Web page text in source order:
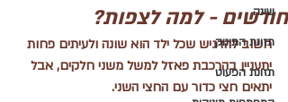
שינה
תזונת התינוק
תזונת הפעוט
חודשים - למה לצפות?
חשוב להדגיש שכל ילד הוא שונה ולעיתים פחות
יתעניין בהרכבת פאזל למשל משני חלקים, אבל
יתאים חצי כדור עם החצי השני.